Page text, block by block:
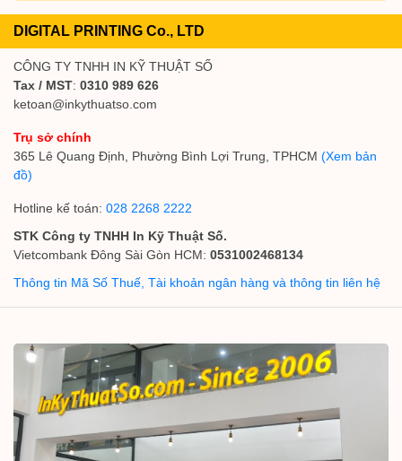
DIGITAL PRINTING Co., LTD
CÔNG TY TNHH IN KỸ THUẬT SỐ
Tax / MST: 0310 989 626
ketoan@inkythuatso.com
Trụ sở chính
365 Lê Quang Định, Phường Bình Lợi Trung, TPHCM (Xem bản
đồ)
Hotline kế toán: 028 2268 2222
STK Công ty TNHH In Kỹ Thuật Số.
Vietcombank Đông Sài Gòn HCM: 0531002468134
Thông tin Mã Số Thuế, Tài khoản ngân hàng và thông tin liên hệ